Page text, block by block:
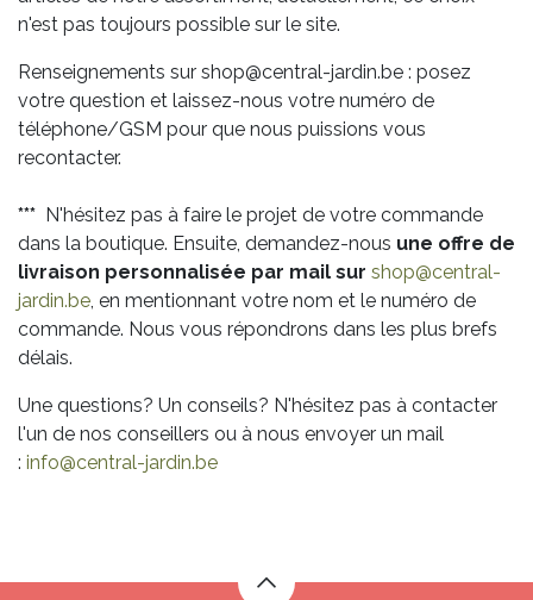
n'est pas toujours possible sur le site.
Renseignements sur shop@central-jardin.be : posez
votre question et laissez-nous votre numéro de
téléphone/GSM pour que nous puissions vous
recontacter.
*** N'hésitez pas à faire le projet de votre commande
dans la boutique. Ensuite, demandez-nous une offre de
livraison personnalisée par mail sur shop@central-
jardin.be, en mentionnant votre nom et le numéro de
commande. Nous vous répondrons dans les plus brefs
délais.
Une questions? Un conseils? N'hésitez pas à contacter
l'un de nos conseillers ou à nous envoyer un mail
: info@central-jardin.be